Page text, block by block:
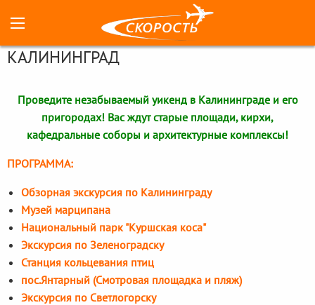
КАЛИНИНГРАД
Проведите незабываемый уикенд в Калининграде и его
пригородах! Вас ждут старые площади, кирхи,
кафедральные соборы и архитектурные комплексы!
ПРОГРАММА:
Обзорная экскурсия по Калининграду
Музей марципана
Национальный парк "Куршская коса"
Экскурсия по Зеленоградску
Станция кольцевания птиц
пос.Янтарный (Смотровая площадка и пляж)
Экскурсия по Светлогорску